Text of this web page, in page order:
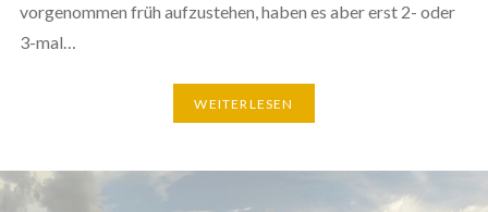
vorgenommen früh aufzustehen, haben es aber erst 2- oder
3-mal…
WEITERLESEN